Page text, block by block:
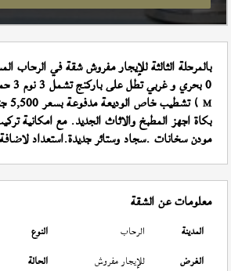
بالمرحلة الثالثة للإيجار مفروش شقة في الرحاب المساحة
0 بحري و غربي تطل على باركنج تشمل 3 نوم 3 حمام 2 بلكونة النموذج (
M
)
بكاة اجهز المطبخ والاثاث الجديد. مع امكانية
مودن سخانات .سجاد وستائر جديدة.استعداد
معلومات عن الشقة
المدينة الرحاب النوع
الغرض
للإيجار مفروش الحالة